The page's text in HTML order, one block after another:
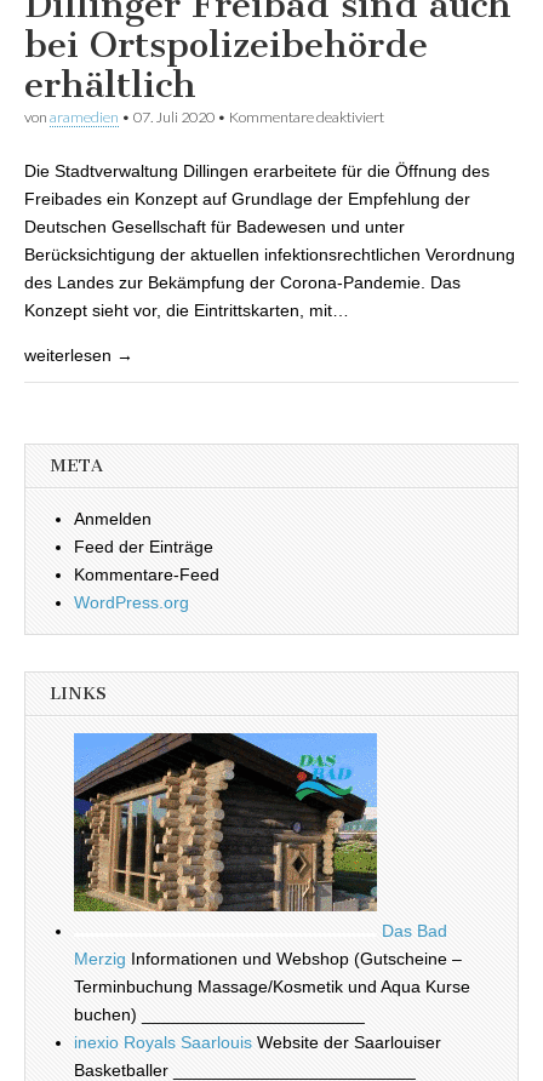
bei Ortspolizeibehörde
erhältlich
von aramedien • 07. Juli 2020 • Kommentare deaktiviert
Ortspolizeibehörde
erhältlich
Die Stadtverwaltung Dillingen erarbeitete für die Öffnung des
Freibades ein Konzept auf Grundlage der Empfehlung der
Deutschen Gesellschaft für Badewesen und unter
Berücksichtigung der aktuellen infektionsrechtlichen Verordnung
des Landes zur Bekämpfung der Corona-Pandemie. Das
Konzept sieht vor, die Eintrittskarten, mit…
weiterlesen →
META
Anmelden
Feed der Einträge
Kommentare-Feed
WordPress.org
LINKS
Das Bad
Merzig Informationen und Webshop (Gutscheine –
Terminbuchung Massage/Kosmetik und Aqua Kurse
buchen) _______________________
inexio Royals Saarlouis Website der Saarlouiser
Basketballer _________________________